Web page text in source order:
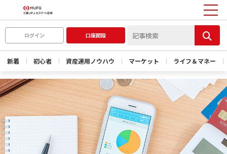
ログイン 口座開設
新着 初心者 資産運用ノウハウ マーケット ライフ＆マネー